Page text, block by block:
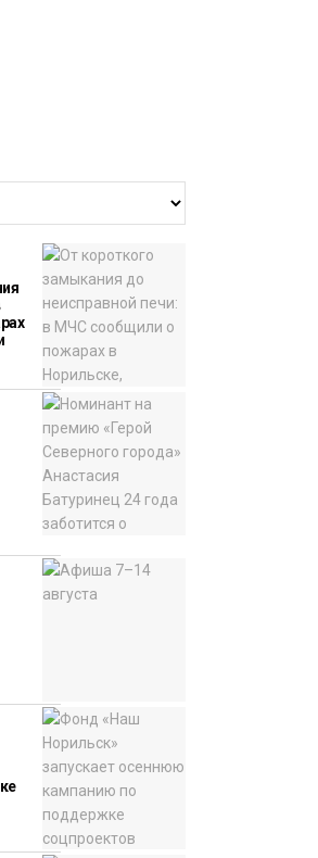
Путорана
систему
за вечной
и очистят
от мусора
филиал
47
площадок
лыжную
Гуль»
обошёл
в
городов,
приехали